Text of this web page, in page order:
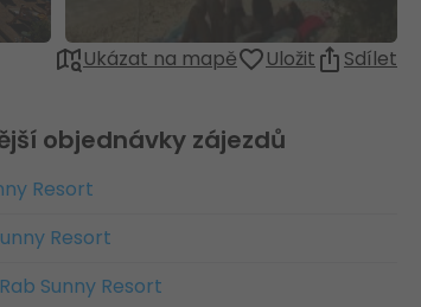
Ukázat na mapě Uložit Sdílet
objednávky zájezdů
Resort
Resort
Sunny Resort